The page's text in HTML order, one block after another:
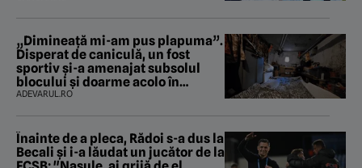
„Dimineață mi-am pus plapuma”.
Disperat de caniculă, un fost
sportiv și-a amenajat subsolul
blocului și doarme acolo în
fiecare noapte
ADEVARUL.RO
Înainte de a pleca, Rădoi s-a dus la
Becali şi i-a lăudat un jucător de la